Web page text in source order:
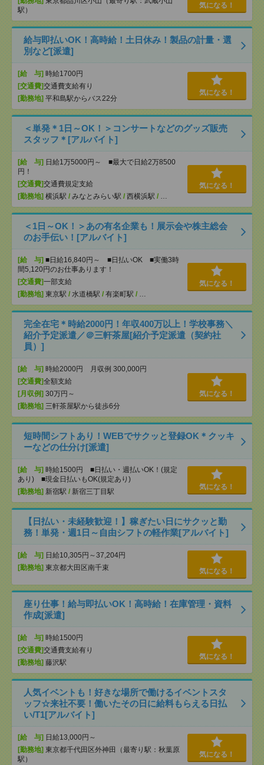
駅）
気になる！
給与即払いOK！高時給！土日休み！製品の計量・選
別など[派遣]
[給 与] 時給1700円
[交通費]交通費支給有り
[勤務地] 平和島駅からバス22分
気になる！
＜単発＊1日～OK！＞コンサートなどのグッズ販売
スタッフ＊[アルバイト]
[給 与] 日給1万5000円～ ■最大で日給2万8500
円！
[交通費]交通費規定支給
[勤務地] 横浜駅 / みなとみらい駅 / 西横浜駅 / …
気になる！
＜1日～OK！＞あの有名企業も！展示会や株主総会
のお手伝い！[アルバイト]
[給 与] ■日給16,840円～ ■日払いOK ■実働3時
間5,120円のお仕事あります！
[交通費]一部支給
[勤務地] 東京駅 / 水道橋駅 / 有楽町駅 / …
気になる！
完全在宅＊時給2000円！年収400万以上！学校事務＼
紹介予定派遣／＠三軒茶屋[紹介予定派遣（契約社
員）]
[給 与] 時給2000円 月収例 300,000円
[交通費]全額支給
[月収例] 30万円～
[勤務地] 三軒茶屋駅から徒歩6分
気になる！
短時間シフトあり！WEBでサクッと登録OK＊クッキ
ーなどの仕分け[派遣]
[給 与] 時給1500円 ■日払い・週払いOK！(規定
あり) ■現金日払いもOK(規定あり)
[勤務地] 新宿駅 / 新宿三丁目駅
気になる！
【日払い・未経験歓迎！】稼ぎたい日にサクッと勤
務！単発・週1日～自由シフトの軽作業[アルバイト]
[給 与] 日給10,305円～37,204円
[勤務地] 東京都大田区南千束 気になる！
座り仕事！給与即払いOK！高時給！在庫管理・資料
作成[派遣]
[給 与] 時給1500円
[交通費]交通費支給有り
[勤務地] 藤沢駅
気になる！
人気イベントも！好きな場所で働けるイベントスタ
ッフ☆来社不要！働いたその日に給料もらえる日払
い/T1[アルバイト]
[給 与] 日給13,000円～
[勤務地] 東京都千代田区外神田（最寄り駅：秋葉原
駅）
気になる！